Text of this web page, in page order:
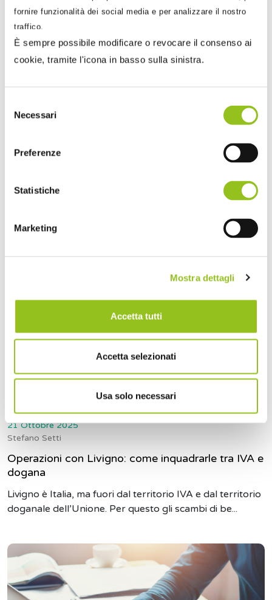
fornire funzionalità dei social media e per analizzare il nostro
traffico.
È sempre possibile modificare o revocare il consenso ai
cookie, tramite l'icona in basso sulla sinistra.
delNecessari
Preferenze
Statistiche
Marketing
Mostra dettagli
Accetta tutti
Accetta selezionati
Usa solo necessari
Sandra Pennacini
Annotazione fatture a fine anno e riflessi reddituali
La gestione delle fatture a cavallo d’anno costituisce un
21 Ottobre 2025
Stefano Setti
Operazioni con Livigno: come inquadrarle tra IVA e
dogana
Livigno è Italia, ma fuori dal territorio IVA e dal territorio
doganale dell’Unione. Per questo gli scambi di be...